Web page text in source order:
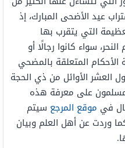
عيد الأضحى المبارك، إذ
التي يتقرب بها
سواء كانوا رجالًا أو
الأحكام المتعلقة بالمضحي
العشر الأوائل من ذي الحجة
على معرفة هذه
في موقع المرجع سيتم
وردت عن أهل العلم وبيان